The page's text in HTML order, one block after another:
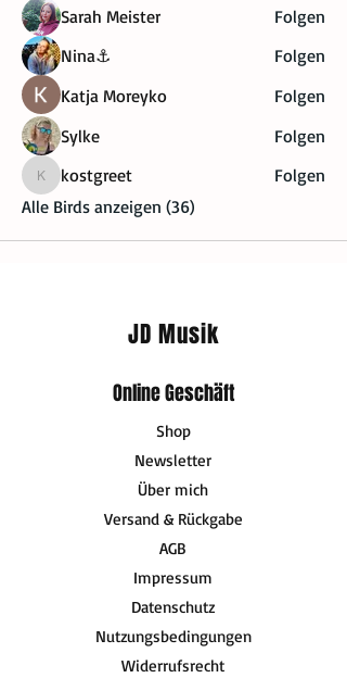
Sarah Meister
Folgen
Nina⚓
Folgen
Katja Moreyko
Folgen
Sylke
Folgen
kostgreet
kostgreet
Folgen
Alle Birds anzeigen (36)
JD Musik
Online Geschäft
Shop
Newsletter
Über mich
Versand & Rückgabe
AGB
Impressum
Datenschutz
Nutzungsbedingungen
Widerrufsrecht